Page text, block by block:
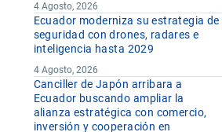
4 Agosto, 2026
Ecuador moderniza su estrategia de
seguridad con drones, radares e
inteligencia hasta 2029
4 Agosto, 2026
Canciller de Japón arribara a
Ecuador buscando ampliar la
alianza estratégica con comercio,
inversión y cooperación en